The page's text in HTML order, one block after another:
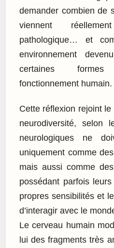
demander combien de
viennent
pathologique… et
environnement
certaines
fonctionnement humain.
Cette réflexion rejoint
neurodiversité, selon
neurologiques ne
uniquement comme
mais aussi comme
possédant parfois
propres sensibilités et
d’interagir avec le
Le cerveau humain
lui des fragments très